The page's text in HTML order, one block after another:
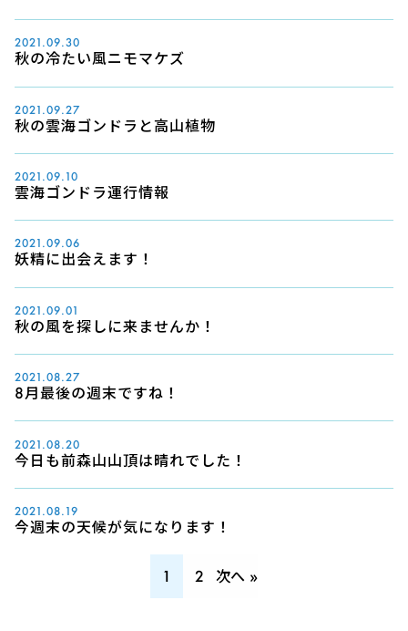
2021.09.30
秋の冷たい風ニモマケズ
2021.09.27
秋の雲海ゴンドラと高山植物
2021.09.10
雲海ゴンドラ運行情報
2021.09.06
妖精に出会えます！
2021.09.01
秋の風を探しに来ませんか！
2021.08.27
8月最後の週末ですね！
2021.08.20
今日も前森山山頂は晴れでした！
2021.08.19
今週末の天候が気になります！
1 2 次へ »